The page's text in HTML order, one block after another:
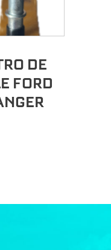
DE
FORD